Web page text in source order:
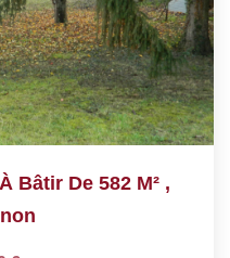
Bâtir De 582 M² ,